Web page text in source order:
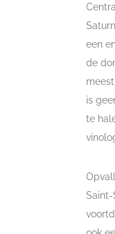
een
de
is
te
Saint-